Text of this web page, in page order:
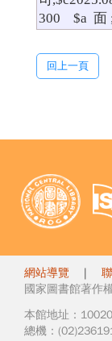
回上一頁
網站導覽 |
國家圖書館著作
本館地址：
總機：